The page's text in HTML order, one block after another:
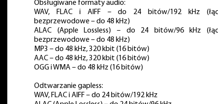
Obsługiwane formaty audio:
WAV, FLAC i AIFF – do 24 bitów/192 kHz
bezprzewodowe – do 48 kHz)
ALAC (Apple Lossless) – do 24 bitów/96 kHz
bezprzewodowe – do 48 kHz)
MP3 – do 48 kHz, 320 kbit (16 bitów)
AAC – do 48 kHz, 320 kbit (16 bitów)
OGG i WMA – do 48 kHz (16 bitów)
Odtwarzanie gapless:
WAV, FLAC i AIFF – do 24 bitów/192 kHz